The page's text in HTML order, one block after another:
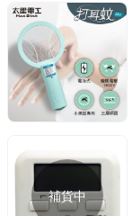
補貨中